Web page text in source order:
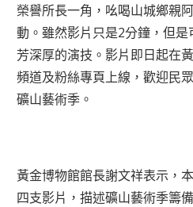
榮譽所長一角，吆喝山城鄉親
動。雖然影片只是2分鐘，但
芳深厚的演技。影片即日起在
頻道及粉絲專頁上線，歡迎民
礦山藝術季。
黃金博物館館長謝文祥表示，
四支影片，描述礦山藝術季籌